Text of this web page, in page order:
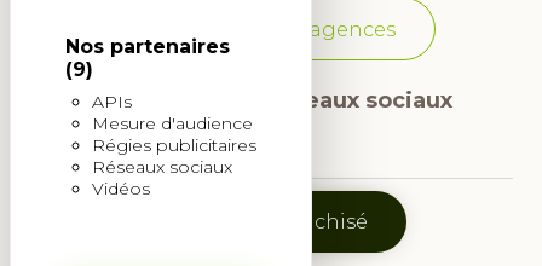
Nos partenaires
(9)
APIs
Mesure d'audience
Régies publicitaires
Réseaux sociaux
Vidéos
Voir toutes les agences
Suivez-nous sur les réseaux sociaux
Icône
Facebook
Icône
Instagram
Devenir franchisé